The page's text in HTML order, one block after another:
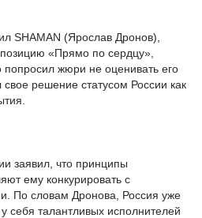
SHAMAN (Ярослав Дронов),
«Прямо по сердцу»,
жюри не оценивать его
решение статусом России как
заявил, что принципы
ему конкурировать с
По словам Дронова, Россия уже
себя талантливых исполнителей